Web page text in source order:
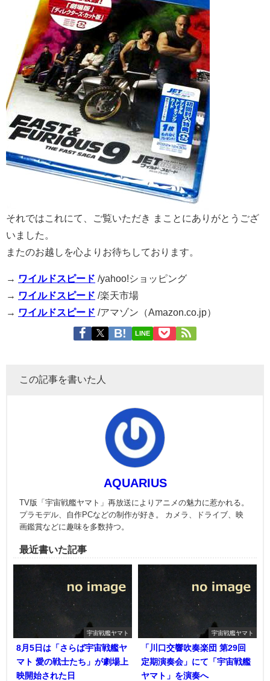
それではこれにて、ご覧いただき まことにありがとうござ
いました。
またのお越しを心よりお待ちしております。
→ ワイルドスピード /yahoo!ショッピング
→ ワイルドスピード /楽天市場
→ ワイルドスピード /アマゾン（Amazon.co.jp）
LINE
この記事を書いた人
AQUARIUS
TV版「宇宙戦艦ヤマト」再放送によりアニメの魅力に惹かれる。
プラモデル、自作PCなどの制作が好き。 カメラ、ドライブ、映
画鑑賞などに趣味を多数持つ。
最近書いた記事
宇宙戦艦ヤマト
8月5日は「さらば宇宙戦艦ヤ
マト 愛の戦士たち」が劇場上
映開始された日
宇宙戦艦ヤマト
「川口交響吹奏楽団 第29回
定期演奏会」にて「宇宙戦艦
ヤマト」を演奏へ